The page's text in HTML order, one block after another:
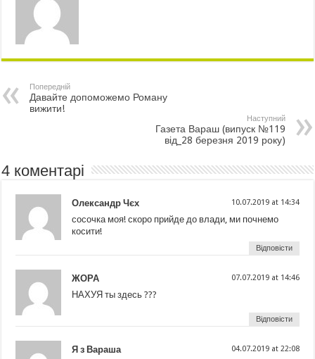
Попередній
Давайте допоможемо Роману
вижити!
Наступний
Газета Вараш (випуск №119
від_28 березня 2019 року)
4 коментарі
Олександр Чєх 10.07.2019 at 14:34
сосочка моя! скоро прийде до влади, ми почнемо
косити!
Відповісти
ЖОРА 07.07.2019 at 14:46
НАХУЯ ты здесь ???
Відповісти
Я з Вараша 04.07.2019 at 22:08